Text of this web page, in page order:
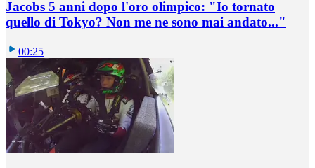
Jacobs 5 anni dopo l'oro olimpico: "Io tornato
quello di Tokyo? Non me ne sono mai andato..."
00:25